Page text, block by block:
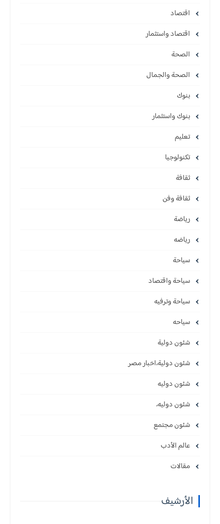
اقتصاد
اقتصاد واستثمار
الصحة
الصحة والجمال
بنوك
بنوك واستثمار
تعليم
تكنولوجيا
ثقافة
ثقافة وفن
رياضة
رياضه
سياحة
سياحة واقتصاد
سياحة وترفيه
سياحه
شئون دولية
شئون دولية،اخبار مصر
شئون دوليه
شئون دوليه،
شئون مجتمع
عالم الأدب
مقالات
الأرشيف